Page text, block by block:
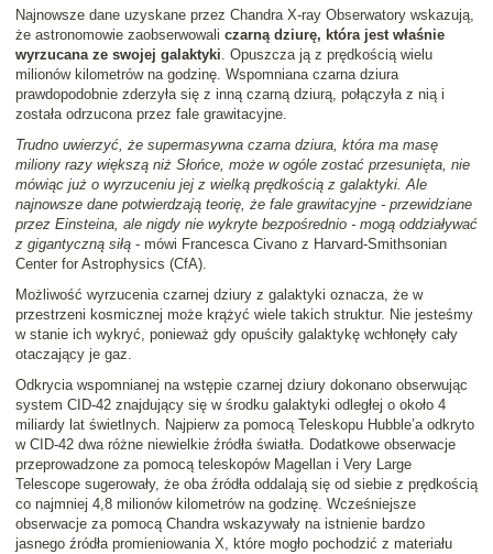
Najnowsze dane uzyskane przez Chandra X-ray Obserwatory wskazują,
że astronomowie zaobserwowali czarną dziurę, która jest właśnie
wyrzucana ze swojej galaktyki. Opuszcza ją z prędkością wielu
milionów kilometrów na godzinę. Wspomniana czarna dziura
prawdopodobnie zderzyła się z inną czarną dziurą, połączyła z nią i
została odrzucona przez fale grawitacyjne.
Trudno uwierzyć, że supermasywna czarna dziura, która ma masę
miliony razy większą niż Słońce, może w ogóle zostać przesunięta, nie
mówiąc już o wyrzuceniu jej z wielką prędkością z galaktyki. Ale
najnowsze dane potwierdzają teorię, że fale grawitacyjne - przewidziane
przez Einsteina, ale nigdy nie wykryte bezpośrednio - mogą oddziaływać
z gigantyczną siłą - mówi Francesca Civano z Harvard-Smithsonian
Center for Astrophysics (CfA).
Możliwość wyrzucenia czarnej dziury z galaktyki oznacza, że w
przestrzeni kosmicznej może krążyć wiele takich struktur. Nie jesteśmy
w stanie ich wykryć, ponieważ gdy opuściły galaktykę wchłonęły cały
otaczający je gaz.
Odkrycia wspomnianej na wstępie czarnej dziury dokonano obserwując
system CID-42 znajdujący się w środku galaktyki odległej o około 4
miliardy lat świetlnych. Najpierw za pomocą Teleskopu Hubble’a odkryto
w CID-42 dwa różne niewielkie źródła światła. Dodatkowe obserwacje
przeprowadzone za pomocą teleskopów Magellan i Very Large
Telescope sugerowały, że oba źródła oddalają się od siebie z prędkością
co najmniej 4,8 milionów kilometrów na godzinę. Wcześniejsze
obserwacje za pomocą Chandra wskazywały na istnienie bardzo
jasnego źródła promieniowania X, które mogło pochodzić z materiału